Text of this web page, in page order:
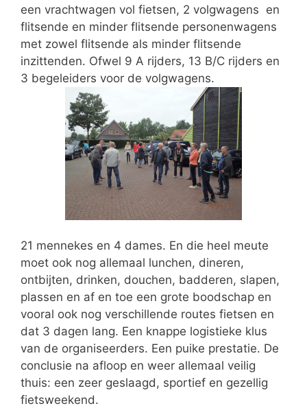
een vrachtwagen vol fietsen, 2 volgwagens en
flitsende en minder flitsende personenwagens
met zowel flitsende als minder flitsende
inzittenden. Ofwel 9 A rijders, 13 B/C rijders en
3 begeleiders voor de volgwagens.
21 mennekes en 4 dames. En die heel meute
moet ook nog allemaal lunchen, dineren,
ontbijten, drinken, douchen, badderen, slapen,
plassen en af en toe een grote boodschap en
vooral ook nog verschillende routes fietsen en
dat 3 dagen lang. Een knappe logistieke klus
van de organiseerders. Een puike prestatie. De
conclusie na afloop en weer allemaal veilig
thuis: een zeer geslaagd, sportief en gezellig
fietsweekend.